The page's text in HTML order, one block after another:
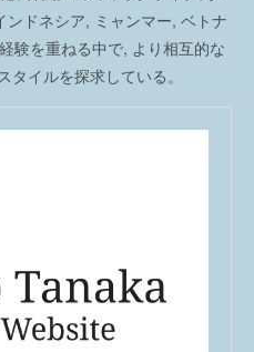
ドネシア, ミャンマー, ベトナ
験を重ねる中で, より相互的な
イルを探求している。